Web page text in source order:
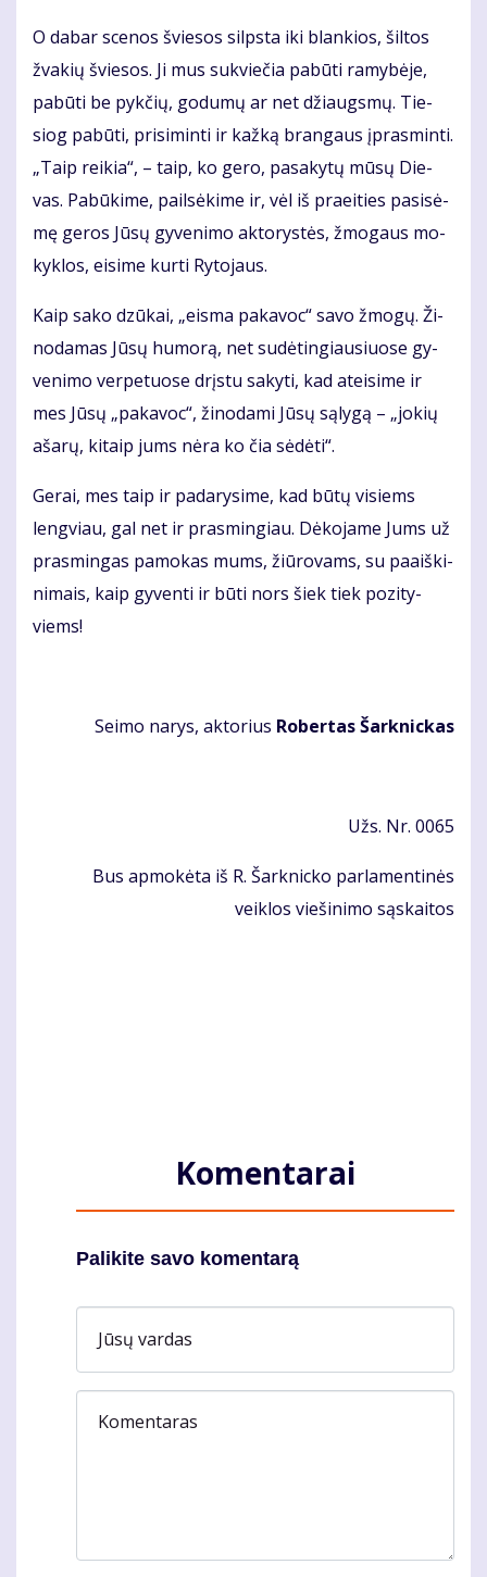
O da­bar sce­nos švie­sos silps­ta iki blan­kios, šil­tos
žva­kių švie­sos. Ji mus su­kvie­čia pa­bū­ti ra­my­bė­je,
pa­bū­ti be pyk­čių, go­du­mų ar net džiaugs­mų. Tie­
siog pa­bū­ti, pri­si­min­ti ir kaž­ką bran­gaus įpras­min­ti.
„Taip rei­kia“, – taip, ko ge­ro, pa­sa­ky­tų mū­sų Die­
vas. Pa­bū­ki­me, pail­sė­ki­me ir, vėl iš pra­ei­ties pa­si­sė­
mę ge­ros Jū­sų gy­ve­ni­mo ak­to­rys­tės, žmo­gaus mo­
kyk­los, ei­si­me kur­ti Ry­to­jaus.
Kaip sa­ko dzū­kai, „eis­ma pa­ka­voc“ sa­vo žmo­gų. Ži­
no­da­mas Jū­sų hu­mo­rą, net su­dė­tin­giau­siuo­se gy­
ve­ni­mo ver­pe­tuo­se drįs­tu sa­ky­ti, kad at­ei­si­me ir
mes Jū­sų „pa­ka­voc“, ži­no­da­mi Jū­sų są­ly­gą – „jo­kių
aša­rų, ki­taip jums nė­ra ko čia sė­dė­ti“.
Ge­rai, mes taip ir pa­da­ry­si­me, kad bū­tų vi­siems
leng­viau, gal net ir pra­smin­giau. Dė­ko­ja­me Jums už
pra­smin­gas pa­mo­kas mums, žiū­ro­vams, su pa­aiš­ki­
ni­mais, kaip gy­ven­ti ir bū­ti nors šiek tiek po­zi­ty­
viems!
Sei­mo na­rys, ak­to­rius Ro­ber­tas Šar­knic­kas
Užs. Nr. 0065
Bus apmokėta iš R. Šarknicko parlamentinės
veiklos viešinimo sąskaitos
Komentarai
Palikite savo komentarą
Jūsų vardas
Komentaras